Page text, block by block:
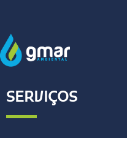
SERVIÇOS